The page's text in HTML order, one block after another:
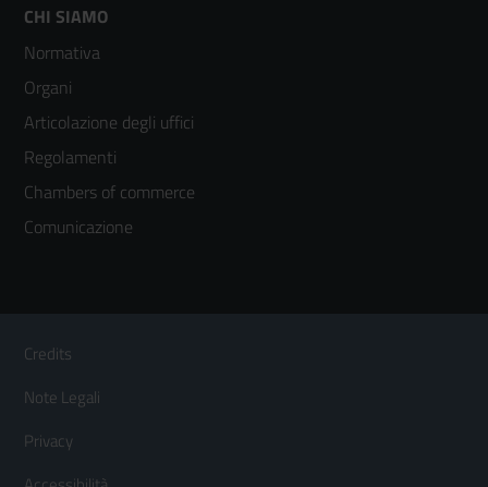
Footer
menù
colonna
3
CHI SIAMO
Normativa
Organi
Articolazione degli uffici
Regolamenti
Chambers of commerce
Comunicazione
Footer
Menù
orizzontale
Credits
Note Legali
Privacy